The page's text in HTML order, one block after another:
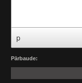
p
Pārbaude: